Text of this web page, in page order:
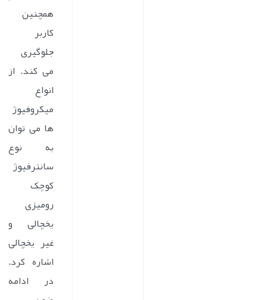
همچنین
کاربر
جلوگیری
می کند. از
انواع
میکروفیوژ
ها می توان
به نوع
سانترفیوژ
کوچک
رومیزی
یخچالی و
غیر یخچالی
اشاره کرد.
در ادامه